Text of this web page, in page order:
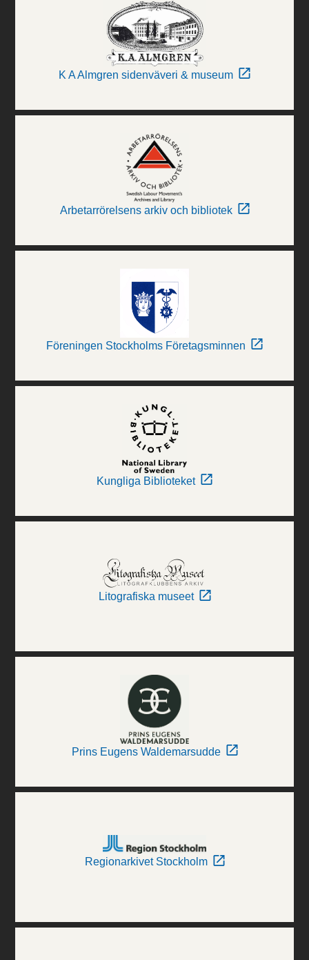
K A Almgren sidenväveri & museum
Arbetarrörelsens arkiv och bibliotek
Föreningen Stockholms Företagsminnen
Kungliga Biblioteket
Litografiska museet
Prins Eugens Waldemarsudde
Regionarkivet Stockholm